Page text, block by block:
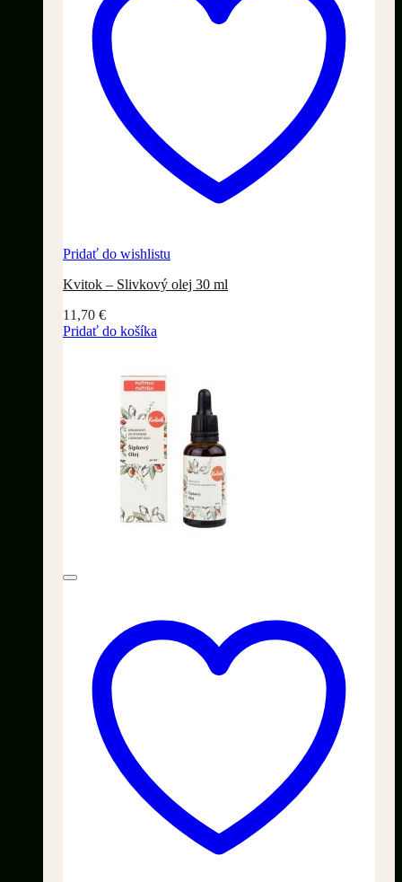
Pridať do wishlistu
Kvitok – Slivkový olej 30 ml
11,70 €
Pridať do košíka